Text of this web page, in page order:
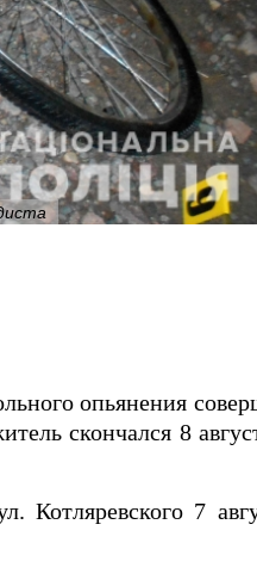
опьянения
скончался 8
Котляревского 7